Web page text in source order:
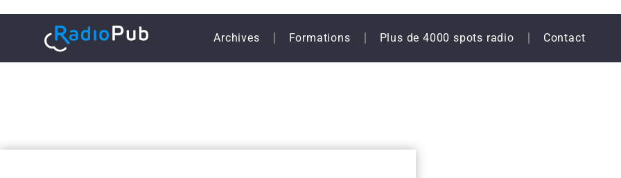
Archives Formations Plus de 4000 spots radio Contact